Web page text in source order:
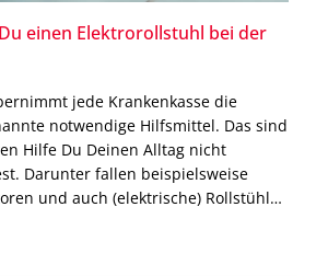
einen Elektrorollstuhl bei der
jede Krankenkasse die
notwendige Hilfsmittel. Das sind
Hilfe Du Deinen Alltag nicht
Darunter fallen beispielsweise
und auch (elektrische) Rollstühle.